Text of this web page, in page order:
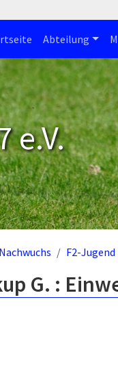
Abteilung
e.V.
Nachwuchs F2-Jugend
G. :